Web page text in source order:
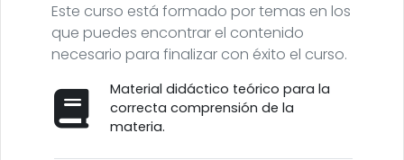
Este curso está formado por temas en los
que puedes encontrar el contenido
necesario para finalizar con éxito el curso.
Material didáctico teórico para la
correcta comprensión de la
materia.